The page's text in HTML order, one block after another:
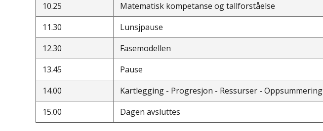
10.25
Matematisk kompetanse og tallforståelse
11.30
Lunsjpause
12.30
Fasemodellen
13.45
Pause
14.00
Kartlegging - Progresjon - Ressurser - Oppsummering
15.00
Dagen avsluttes